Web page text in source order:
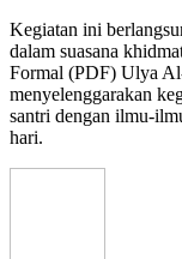
Kegiatan ini
dalam suasana
Formal (PDF) Ulya
menyelenggarakan
santri dengan ilmu-
hari.